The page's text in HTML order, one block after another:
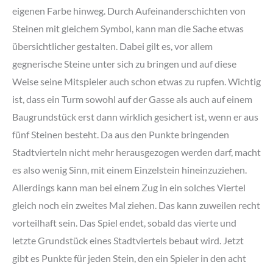
eigenen Farbe hinweg. Durch Aufeinanderschichten von
Steinen mit gleichem Symbol, kann man die Sache etwas
übersichtlicher gestalten. Dabei gilt es, vor allem
gegnerische Steine unter sich zu bringen und auf diese
Weise seine Mitspieler auch schon etwas zu rupfen. Wichtig
ist, dass ein Turm sowohl auf der Gasse als auch auf einem
Baugrundstück erst dann wirklich gesichert ist, wenn er aus
fünf Steinen besteht. Da aus den Punkte bringenden
Stadtvierteln nicht mehr herausgezogen werden darf, macht
es also wenig Sinn, mit einem Einzelstein hineinzuziehen.
Allerdings kann man bei einem Zug in ein solches Viertel
gleich noch ein zweites Mal ziehen. Das kann zuweilen recht
vorteilhaft sein. Das Spiel endet, sobald das vierte und
letzte Grundstück eines Stadtviertels bebaut wird. Jetzt
gibt es Punkte für jeden Stein, den ein Spieler in den acht